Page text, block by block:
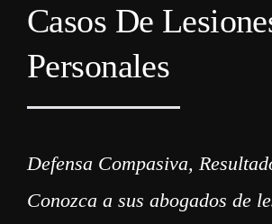
Casos De
Personales
Defensa Compasiva,
Conozca a sus abogados de